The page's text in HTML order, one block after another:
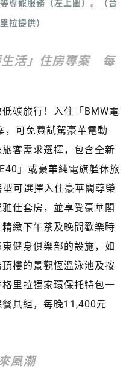
尊寵服務（左上圖）。（台
拉提供）
生活」住房專案 每
碳旅行！入住「BMW電
，可免費試駕豪華電動
客需求選擇，包含全新
」或豪華純電旗艦休旅
可選擇入住豪華閣尊榮
仕套房，並享受豪華閣
緻下午茶及晚間歡樂時
健身俱樂部的設施，如
樓的景觀恆溫泳池及按
里拉獨家環保托特包一
具組，每晚11,400元
風潮